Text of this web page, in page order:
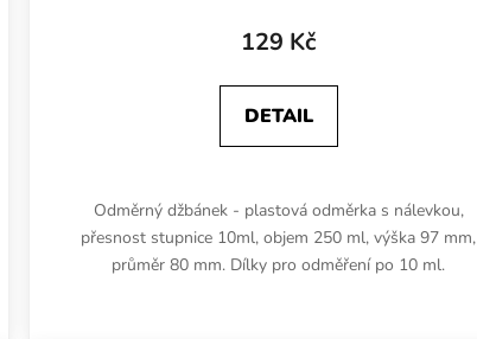
129 Kč
DETAIL
Odměrný džbánek - plastová odměrka s nálevkou,
přesnost stupnice 10ml, objem 250 ml, výška 97 mm,
průměr 80 mm. Dílky pro odměření po 10 ml.